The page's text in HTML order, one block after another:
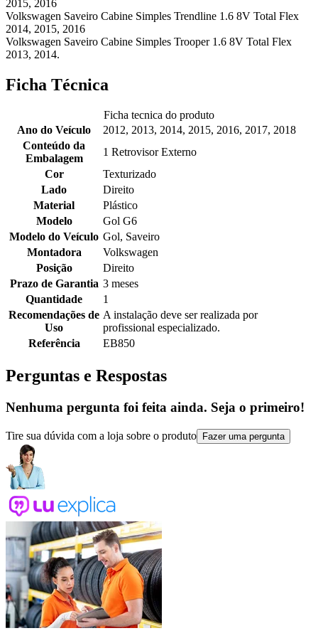
2015, 2016
Volkswagen Saveiro Cabine Simples Trendline 1.6 8V Total Flex
2014, 2015, 2016
Volkswagen Saveiro Cabine Simples Trooper 1.6 8V Total Flex
2013, 2014.
Ficha Técnica
Ficha tecnica do produto
Ano do Veículo
2012, 2013, 2014, 2015, 2016, 2017, 2018
Conteúdo da
Embalagem
1 Retrovisor Externo
Cor
Texturizado
Lado
Direito
Material
Plástico
Modelo
Gol G6
Modelo do Veículo Gol, Saveiro
Montadora
Volkswagen
Posição
Direito
Prazo de Garantia 3 meses
Quantidade
1
Recomendações de
Uso
A instalação deve ser realizada por
profissional especializado.
Referência
EB850
Perguntas e Respostas
Nenhuma pergunta foi feita ainda. Seja o primeiro!
Tire sua dúvida com a loja sobre o produto Fazer uma pergunta